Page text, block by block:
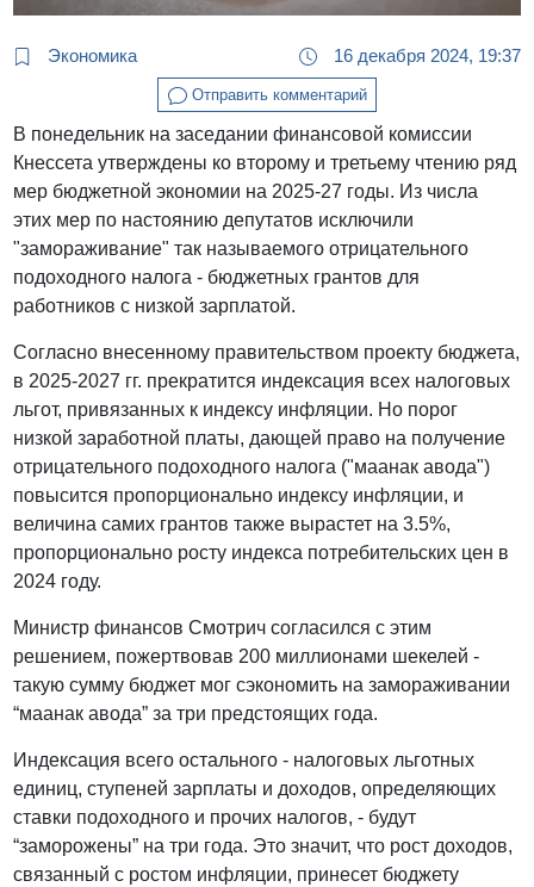
Экономика 16 декабря 2024, 19:37
Отправить комментарий
В понедельник на заседании финансовой комиссии
Кнессета утверждены ко второму и третьему чтению ряд
мер бюджетной экономии на 2025-27 годы. Из числа
этих мер по настоянию депутатов исключили
"замораживание" так называемого отрицательного
подоходного налога - бюджетных грантов для
работников с низкой зарплатой.
Согласно внесенному правительством проекту бюджета,
в 2025-2027 гг. прекратится индексация всех налоговых
льгот, привязанных к индексу инфляции. Но порог
низкой заработной платы, дающей право на получение
отрицательного подоходного налога ("маанак авода")
повысится пропорционально индексу инфляции, и
величина самих грантов также вырастет на 3.5%,
пропорционально росту индекса потребительских цен в
2024 году.
Министр финансов Смотрич согласился с этим
решением, пожертвовав 200 миллионами шекелей -
такую сумму бюджет мог сэкономить на замораживании
“маанак авода” за три предстоящих года.
Индексация всего остального - налоговых льготных
единиц, ступеней зарплаты и доходов, определяющих
ставки подоходного и прочих налогов, - будут
“заморожены” на три года. Это значит, что рост доходов,
связанный с ростом инфляции, принесет бюджету